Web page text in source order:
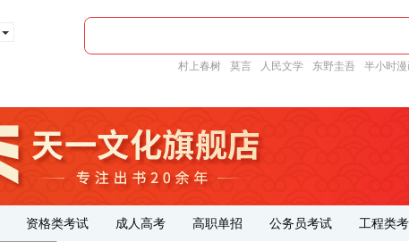
村上春树 莫言 人民文学 东野圭吾 半小时
资格类考试 成人高考 高职单招 公务员考试 工程类